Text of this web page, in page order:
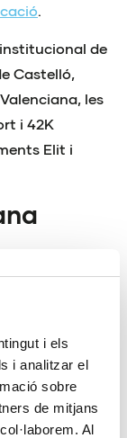
i els
i analitzar el
sobre
de mitjans
Al
de
Castelló,
les
i 42K
Elit i
Javier